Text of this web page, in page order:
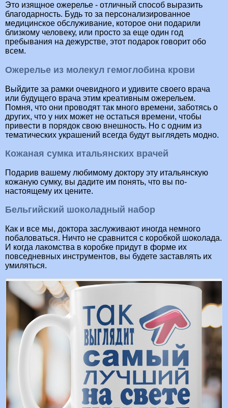
Это изящное ожерелье - отличный способ выразить
благодарность. Будь то за персонализированное
медицинское обслуживание, которое они подарили
близкому человеку, или просто за еще один год
пребывания на дежурстве, этот подарок говорит обо
всем.
Ожерелье из молекул гемоглобина крови
Выйдите за рамки очевидного и удивите своего врача
или будущего врача этим креативным ожерельем.
Помня, что они проводят так много времени, заботясь о
других, что у них может не остаться времени, чтобы
привести в порядок свою внешность. Но с одним из
тематических украшений всегда будут выглядеть модно.
Кожаная сумка итальянских врачей
Подарив вашему любимому доктору эту итальянскую
кожаную сумку, вы дадите им понять, что вы по-
настоящему их цените.
Бельгийский шоколадный набор
Как и все мы, доктора заслуживают иногда немного
побаловаться. Ничто не сравнится с коробкой шоколада.
И когда лакомства в коробке придут в форме их
повседневных инструментов, вы будете заставлять их
умиляться.